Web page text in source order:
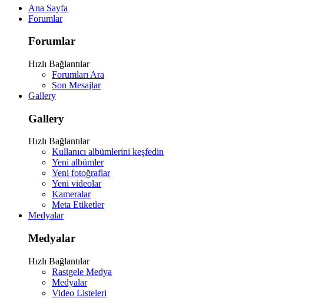
Ana Sayfa
Forumlar
Forumlar
Hızlı Bağlantılar
Forumları Ara
Son Mesajlar
Gallery
Gallery
Hızlı Bağlantılar
Kullanıcı albümlerini keşfedin
Yeni albümler
Yeni fotoğraflar
Yeni videolar
Kameralar
Meta Etiketler
Medyalar
Medyalar
Hızlı Bağlantılar
Rastgele Medya
Medyalar
Video Listeleri